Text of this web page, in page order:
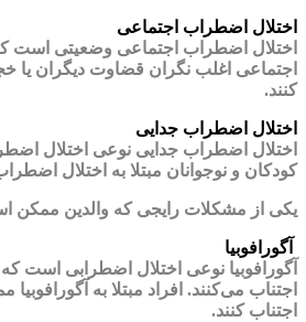
اختلال اضطراب اجتماعی
اختلال اضطراب اجتماعی وضعیتی است که
اجتماعی اغلب نگران قضاوت دیگران یا
کنند.
اختلال اضطراب جدایی
اختلال اضطراب جدایی نوعی اختلال
کودکان و نوجوانان مبتلا به اختلال
یکی از مشکلات رایجی که والدین ممکن
آگورافوبیا
آگورافوبیا نوعی اختلال اضطرابی است
اجتناب می‌کنند. افراد مبتلا به
اجتناب کنند.